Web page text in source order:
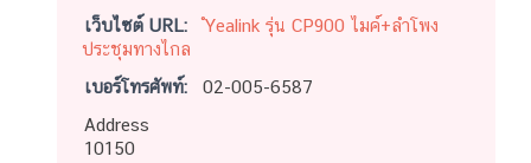
เว็บไซต์ URL:
ํYealink รุ่น CP900 ไมค์+ลำโพง
ประชุมทางไกล
เบอร์โทรศัพท์:
02-005-6587
Address
10150